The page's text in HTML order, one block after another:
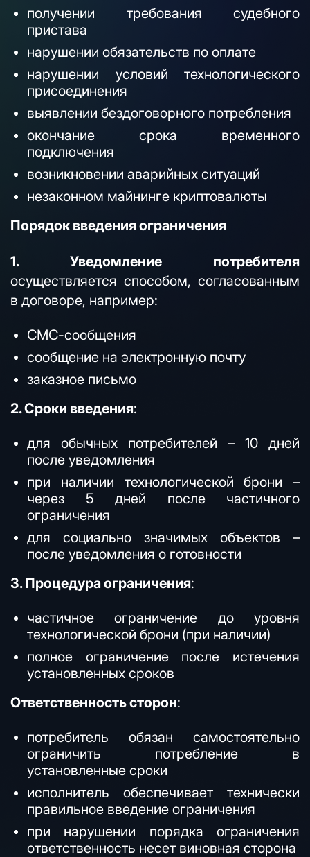
получении требования судебного
пристава
нарушении обязательств по оплате
нарушении условий технологического
присоединения
выявлении бездоговорного потребления
окончание срока временного
подключения
возникновении аварийных ситуаций
незаконном майнинге криптовалюты
Порядок введения ограничения
1. Уведомление потребителя
осуществляется способом, согласованным
в договоре, например:
СМС-сообщения
сообщение на электронную почту
заказное письмо
2. Сроки введения:
для обычных потребителей – 10 дней
после уведомления
при наличии технологической брони –
через 5 дней после частичного
ограничения
для социально значимых объектов –
после уведомления о готовности
3. Процедура ограничения:
частичное ограничение до уровня
технологической брони (при наличии)
полное ограничение после истечения
установленных сроков
Ответственность сторон:
потребитель обязан самостоятельно
ограничить потребление в
установленные сроки
исполнитель обеспечивает технически
правильное введение ограничения
при нарушении порядка ограничения
ответственность несет виновная сторона